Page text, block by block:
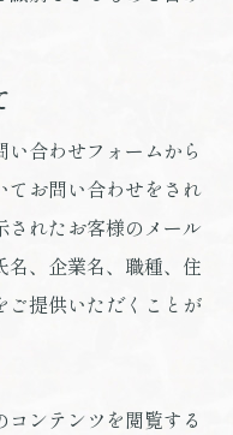
合わせフォームから
てお問い合わせをされ
されたお客様のメール
名、企業名、職種、住
ご提供いただくことが
ンテンツを閲覧する